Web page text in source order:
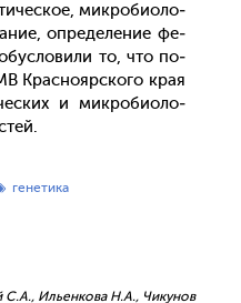
мик­ро­би­оло­
оп­ре­деле­ние фе­
то, что по­
Крас­но­яр­ско­го края
и мик­ро­би­оло­
генетика
С.А., Ильенкова Н.А., Чикунов